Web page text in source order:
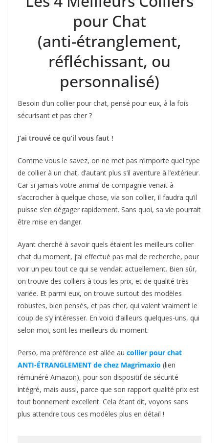
pour Chat
(anti-étranglement,
réfléchissant, ou
personnalisé)
Besoin d’un collier pour chat, pensé pour eux, à la fois
sécurisant et pas cher ?
J’ai trouvé ce qu’il vous faut !
Comme vous le savez, on ne met pas n’importe quel type
de collier à un chat, d’autant plus s’il aventure à l’extérieur.
Car si jamais votre animal de compagnie venait à
s’accrocher à quelque chose, via son collier, il faudra qu’il
puisse s’en dégager rapidement. Sans quoi, sa vie pourrait
être mise en danger.
Ayant cherché à savoir quels étaient les meilleurs collier
chat du moment, j’ai effectué pas mal de recherche, pour
voir un peu tout ce qui se vendait actuellement. Bien sûr,
on trouve des colliers à tous les prix, et de qualité très
variée. Et parmi eux, on trouve surtout des modèles
robustes, bien pensés, et pas cher, qui valent vraiment le
coup de s’y intéresser. En voici d’ailleurs quelques-uns, qui
selon moi, sont les meilleurs du moment.
Perso, ma préférence est allée au collier pour chat
ANTI-ÉTRANGLEMENT de chez Magrimaxio (lien
rémunéré Amazon), pour son dispositif de sécurité
intégré, mais aussi, parce que son rapport qualité prix est
tout bonnement excellent. Cela étant dit, voyons sans
plus attendre tous ces modèles plus en détail !